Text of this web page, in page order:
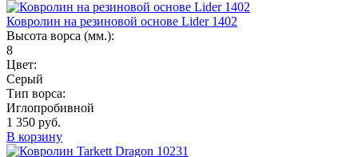
Ковролин на резиновой основе Lider 1402
Высота ворса (мм.):
8
Цвет:
Серый
Тип ворса:
Иглопробивной
1 350 руб.
В корзину